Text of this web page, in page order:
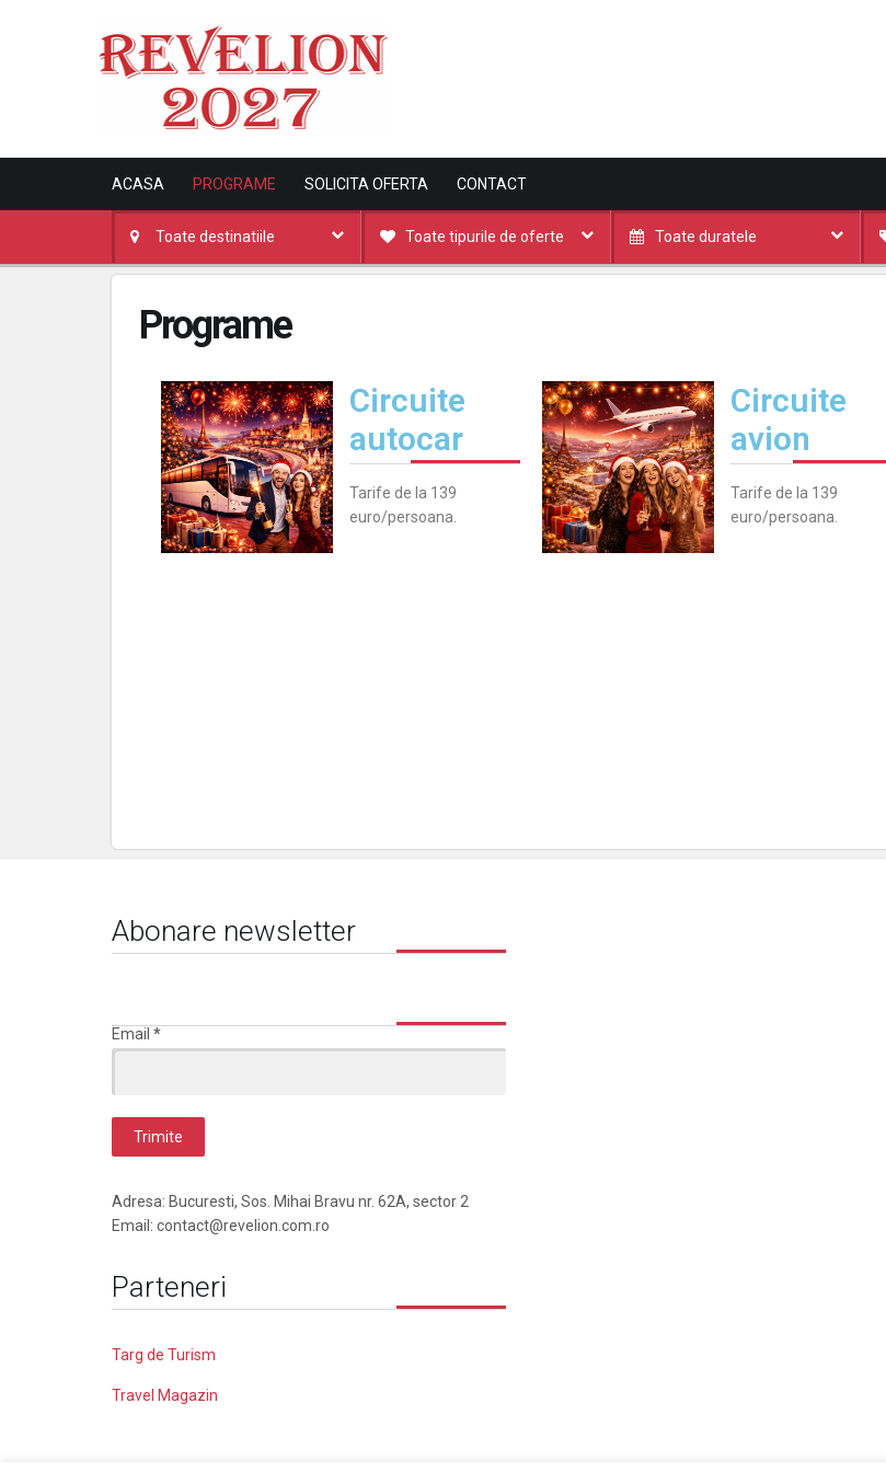
ACASA PROGRAME SOLICITA OFERTA CONTACT
Toate destinatiile Toate tipurile de oferte Toate duratele
Programe
Circuite
autocar
Tarife de la 139
euro/persoana.
Circuite
avion
Tarife de la 139
euro/persoana.
Abonare newsletter
Email *
Adresa: Bucuresti, Sos. Mihai Bravu nr. 62A, sector 2
Email: contact@revelion.com.ro
Parteneri
Targ de Turism
Travel Magazin